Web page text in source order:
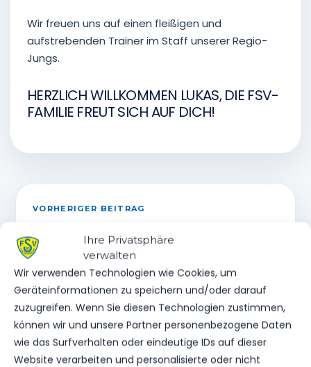
Ihre Privatsphäre
verwalten
Wir verwenden Technologien wie Cookies, um
Geräteinformationen zu speichern und/oder darauf
zuzugreifen. Wenn Sie diesen Technologien zustimmen,
können wir und unsere Partner personenbezogene Daten
wie das Surfverhalten oder eindeutige IDs auf dieser
Website verarbeiten und personalisierte oder nicht
Wir freuen uns auf einen fleißigen und
aufstrebenden Trainer im Staff unserer Regio-
Jungs.
HERZLICH WILLKOMMEN LUKAS, DIE FSV-
FAMILIE FREUT SICH AUF DICH!
VORHERIGER BEITRAG
LEGT EINE PAUSE EIN
NÄCHSTER BEITRAG
AUSWÄRTS KALT UND WARM
VERSORGT